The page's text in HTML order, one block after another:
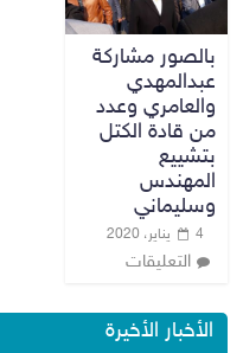
بالصور مشاركة
عبدالمهدي
والعامري وعدد
من قادة الكتل
بتشييع
المهندس
وسليماني
4 يناير، 2020
التعليقات
الأخبار الأخيرة